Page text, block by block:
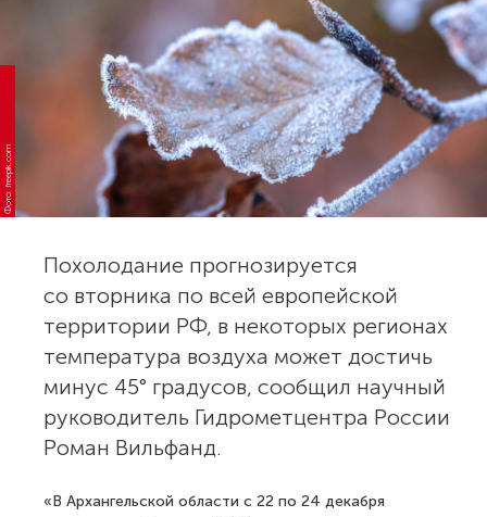
Фото: freepik.com
Похолодание прогнозируется
со вторника по всей европейской
территории РФ, в некоторых регионах
температура воздуха может достичь
минус 45° градусов, сообщил научный
руководитель Гидрометцентра России
Роман Вильфанд.
«В Архангельской области с 22 по 24 декабря